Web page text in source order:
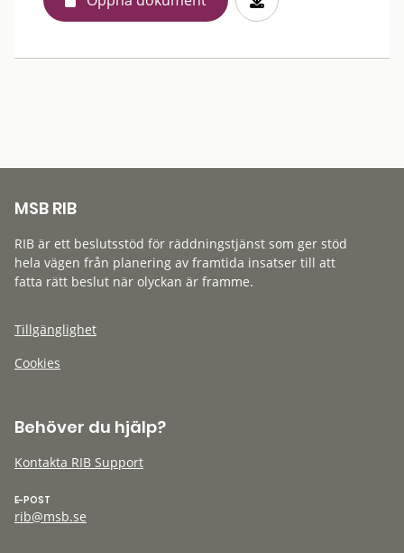
MSB RIB
RIB är ett beslutsstöd för räddningstjänst som ger stöd
hela vägen från planering av framtida insatser till att
fatta rätt beslut när olyckan är framme.
Tillgänglighet
Cookies
Behöver du hjälp?
Kontakta RIB Support
E-POST
rib@msb.se